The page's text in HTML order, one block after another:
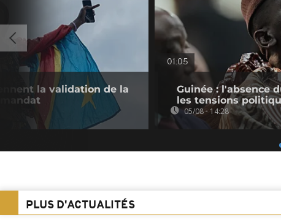
la validation de la
01:05
Guinée : l'absence
les tensions
05/08 - 14:28
PLUS D'ACTUALITÉS